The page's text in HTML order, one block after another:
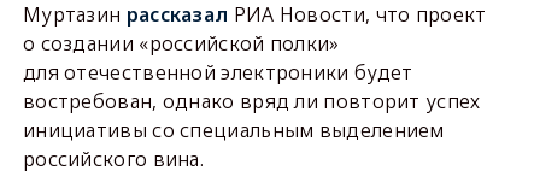
Муртазин рассказал РИА Новости, что проект
о создании «российской полки»
для отечественной электроники будет
востребован, однако вряд ли повторит успех
инициативы со специальным выделением
российского вина.